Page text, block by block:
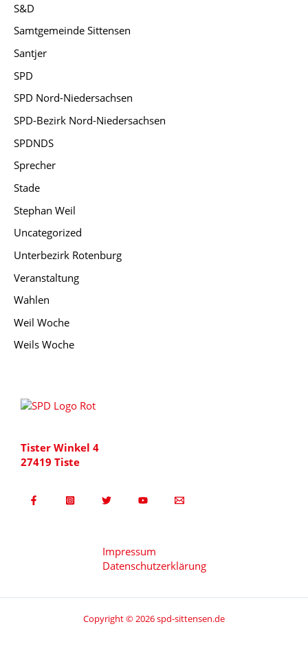
S&D
Samtgemeinde Sittensen
Santjer
SPD
SPD Nord-Niedersachsen
SPD-Bezirk Nord-Niedersachsen
SPDNDS
Sprecher
Stade
Stephan Weil
Uncategorized
Unterbezirk Rotenburg
Veranstaltung
Wahlen
Weil Woche
Weils Woche
Tister Winkel 4
27419 Tiste
Impressum
Datenschutzerklärung
Copyright © 2026 spd-sittensen.de